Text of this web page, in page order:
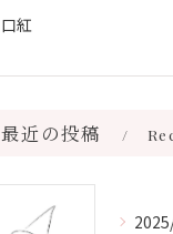
口紅
最近の投稿